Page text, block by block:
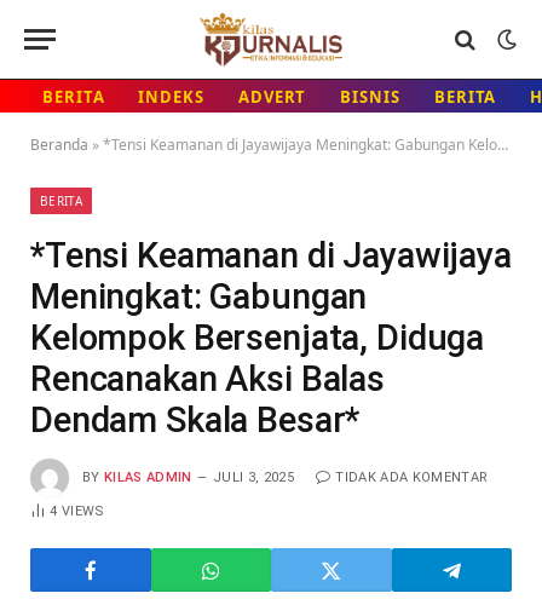
BERITA INDEKS ADVERT BISNIS BERITA
Beranda »*Tensi Keamanan di Jayawijaya Meningkat: Gabungan Kelompok Bersenjata, Diduga Rencanakan Aksi Balas Dendam Skala Besar*
BERITA
*Tensi Keamanan di Jayawijaya
Meningkat: Gabungan
Kelompok Bersenjata, Diduga
Rencanakan Aksi Balas
Dendam Skala Besar*
BY KILAS ADMIN JULI 3, 2025 TIDAK ADA KOMENTAR
4VIEWS